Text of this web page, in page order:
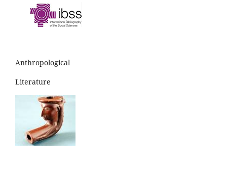
Anthropological
Literature